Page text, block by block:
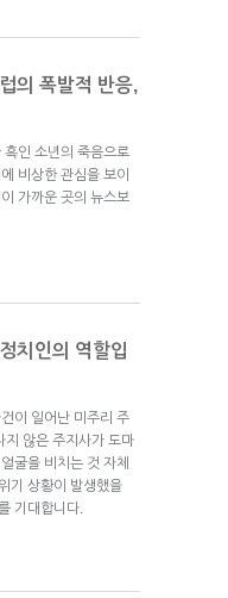
의 폭발적 반응,
인 소년의 죽음으로
비상한 관심을 보이
가까운 곳의 뉴스보
치인의 역할입
이 일어난 미주리 주
지 않은 주지사가 도마
굴을 비치는 것 자체
기 상황이 발생했을
기대합니다.